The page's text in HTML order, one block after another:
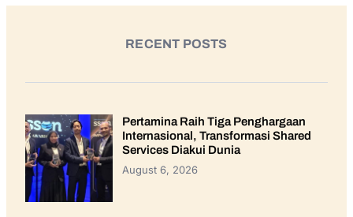
RECENT POSTS
Pertamina Raih Tiga Penghargaan
Internasional, Transformasi Shared
Services Diakui Dunia
August 6, 2026